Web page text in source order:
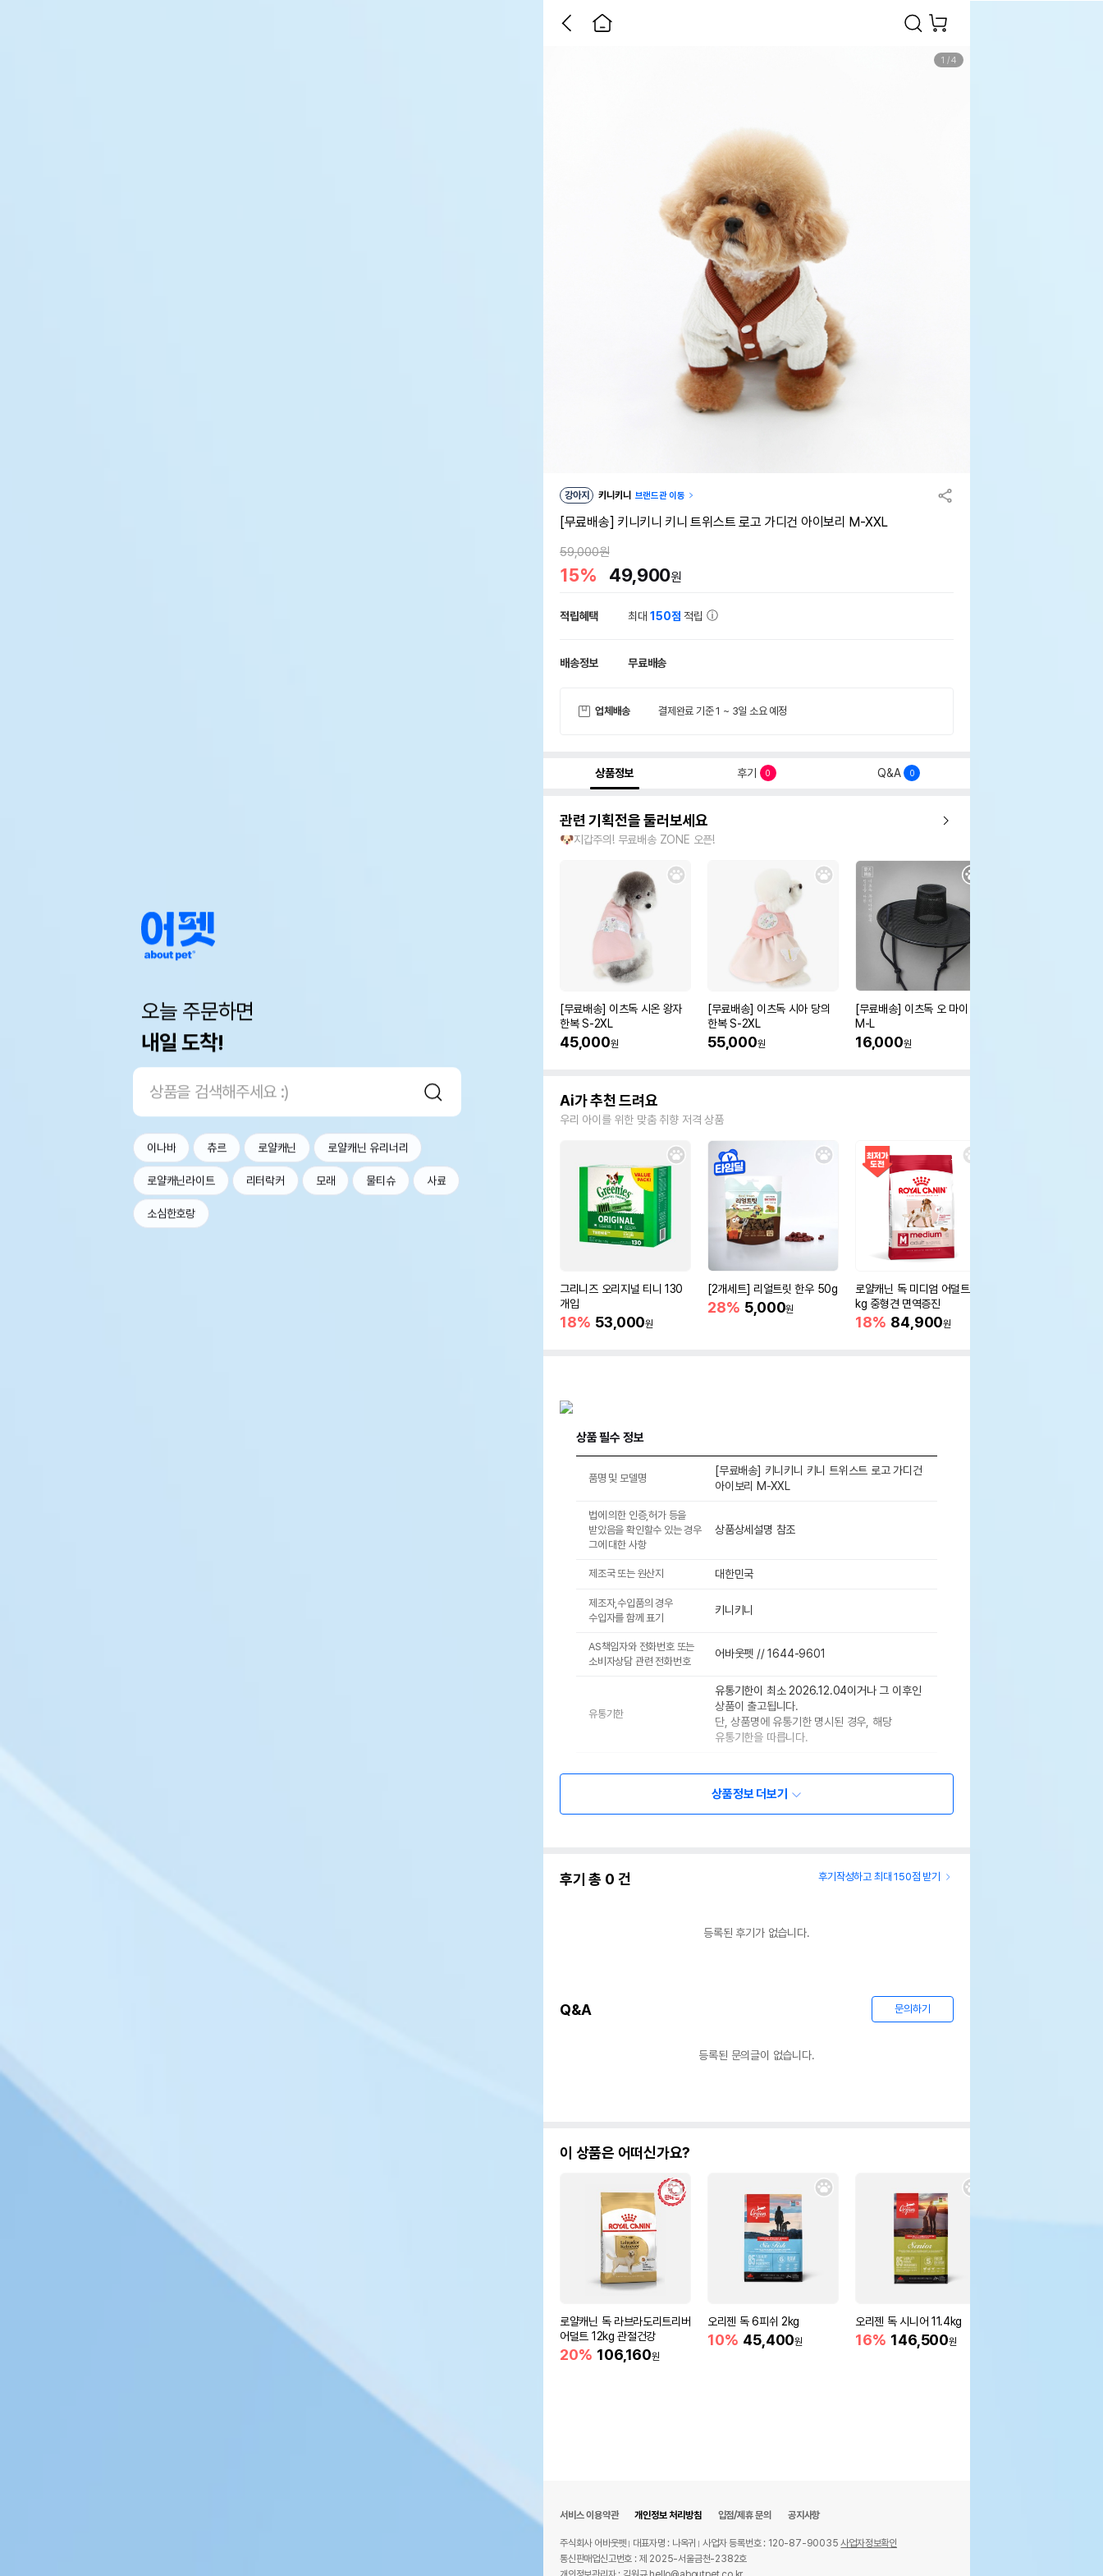
오늘 주문하면
내일 도착!
이나바 츄르 로얄캐닌 로얄캐닌 유리너리
로얄캐닌라이트 리터락커 모래 물티슈 사료
소심한호랑
1 /4
강아지 키니키니 브랜드관 이동
[무료배송] 키니키니 키니 트위스트 로고 가디건 아이보리 M-XXL
59,000원
15% 49,900원
적립혜택 최대150점 적립
배송정보 무료배송
업체배송 결제완료 기준 1 ~ 3일 소요 예정
상품정보 후기 0 Q&A 0
관련 기획전을 둘러보세요
🐶지갑주의! 무료배송 ZONE 오픈!
[무료배송] 이츠독 시온 왕자
한복 S-2XL
45,000원
[무료배송] 이츠독 시아 당의
한복 S-2XL
55,000원
[무료배송] 이츠독 오 마이 갓
M-L
16,000원
Ai가 추천 드려요
우리 아이를 위한 맞춤 취향 저격 상품
그리니즈 오리지널 티니 130
개입
18% 53,000원
[2개세트] 리얼트릿 한우 50g
28% 5,000원
로얄캐닌 독 미디엄 어덜트 10
kg 중형견 면역증진
18% 84,900원
상품 필수 정보
품명 및 모델명
[무료배송] 키니키니 키니 트위스트 로고 가디건
아이보리 M-XXL
법에 의한 인증,허가 등을
받았음을 확인할수 있는 경우
그에 대한 사항
상품상세설명 참조
제조국 또는 원산지 대한민국
제조자,수입품의 경우
수입자를 함께 표기
키니키니
AS책임자와 전화번호 또는
소비자상담 관련 전화번호
어바웃펫 // 1644-9601
유통기한
유통기한이 최소 2026.12.04이거나 그 이후인
상품이 출고됩니다.
단, 상품명에 유통기한 명시된 경우, 해당
유통기한을 따릅니다.
상품정보 더보기
후기 총 0 건 후기작성하고 최대 150점 받기
등록된 후기가 없습니다.
Q&A 문의하기
등록된 문의글이 없습니다.
이 상품은 어떠신가요?
로얄캐닌 독 라브라도리트리버
어덜트 12kg 관절건강
20% 106,160원
오리젠 독 6피쉬 2kg
10% 45,400원
오리젠 독 시니어 11.4kg
16% 146,500원
서비스 이용약관 개인정보 처리방침 입점/제휴 문의 공지사항
주식회사 어바웃펫 대표자명 : 나옥귀 사업자 등록번호 : 120-87-90035사업자정보확인
통신판매업신고번호 : 제 2025-서울금천-2382호